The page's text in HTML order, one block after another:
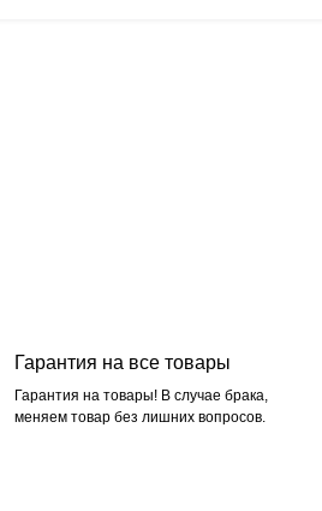
Гарантия на все товары
Гарантия на товары! В случае брака,
меняем товар без лишних вопросов.